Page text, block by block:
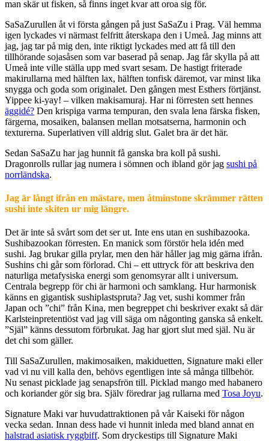
man skär ut fisken, så finns inget kvar att oroa sig för.
SaSaZurullen åt vi första gången på just SaSaZu i Prag. Väl hemma
igen lyckades vi närmast felfritt återskapa den i Umeå. Jag minns att
jag, jag tar på mig den, inte riktigt lyckades med att få till den
tillhörande sojasåsen som var baserad på senap. Jag får skylla på att
Umeå inte ville ställa upp med svart sesam. De hastigt friterade
makirullarna med hälften lax, hälften tonfisk däremot, var minst lika
snygga och goda som originalet. Den gången mest Esthers förtjänst.
Yippee ki-yay! – vilken makisamuraj. Har ni förresten sett hennes
äggidé? Den krispiga varma tempuran, den svala lena färska fisken,
färgerna, mosaiken, balansen mellan motsatserna, harmonin och
texturerna. Superlativen vill aldrig slut. Galet bra är det här.
Sedan SaSaZu har jag hunnit få ganska bra koll på sushi.
Dragonrolls rullar jag numera i sömnen och ibland gör jag sushi på
norrländska.
Jag är långt ifrån en mästare, men åtminstone skrämmer rätten
sushi inte skiten ur mig längre.
Det är inte så svårt som det ser ut. Inte ens utan en sushibazooka.
Sushibazookan förresten. En manick som förstör hela idén med
sushi. Jag brukar gilla prylar, men den här håller jag mig gärna ifrån.
Sushins chi går som förlorad. Chi – ett uttryck för att beskriva den
naturliga metafysiska energi som genomsyrar allt i universum.
Centrala begrepp för chi är harmoni och samklang. Hur harmonisk
känns en gigantisk sushiplastspruta? Jag vet, sushi kommer från
Japan och ”chi” från Kina, men begreppet chi beskriver exakt så där
Karlsteinpretentiöst vad jag vill säga om någonting ganska så enkelt.
”Själ” känns dessutom förbrukat. Jag har gjort slut med själ. Nu är
det chi som gäller.
Till SaSaZurullen, makimosaiken, makiduetten, Signature maki eller
vad vi nu vill kalla den, behövs egentligen inte så många tillbehör.
Nu senast picklade jag senapsfrön till. Picklad mango med habanero
och koriander gör sig bra. Själv föredrar jag rullarna med Tosa Joyu.
Signature Maki var huvudattraktionen på vår Kaiseki för någon
vecka sedan. Innan dess hade vi hunnit inleda med bland annat en
halstrad asiatisk ryggbiff. Som dryckestips till Signature Maki